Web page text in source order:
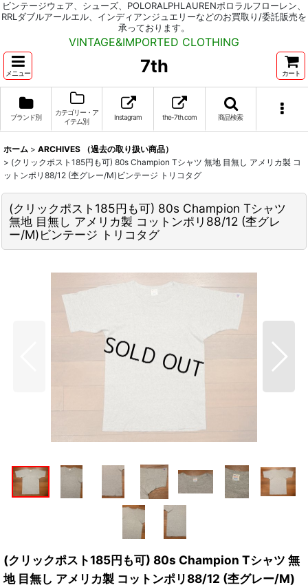
ビンテージウェア、シューズ、POLORALPHLAURENポロラルフローレン、
RRLダブルアールエル、インディアンジュエリーなどのお買取り/委託販売を
承っております。
VINTAGE&IMPORTED CLOTHING
メニュー 7th カート
ブランド別
カテゴリー・ア
イテム別
Instagram the-7th.com 商品検索
ホーム > ARCHIVES （過去の取り扱い商品）
> (クリックポスト185円も可) 80s Champion Tシャツ 無地 目無し アメリカ製 コ
ットンポリ88/12 (杢グレー/M)ビンテージ トリコタグ
(クリックポスト185円も可) 80s Champion Tシャツ
無地 目無し アメリカ製 コットンポリ88/12 (杢グレ
ー/M)ビンテージ トリコタグ
(クリックポスト185円も可) 80s Champion Tシャツ 無
地 目無し アメリカ製 コットンポリ88/12 (杢グレー/M)